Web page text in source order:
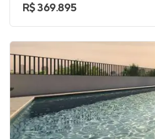
R$ 369.895